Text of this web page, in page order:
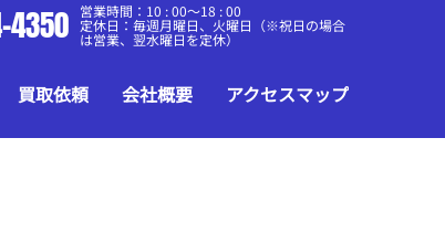
4350 営業時間：10 : 00～18 : 00
定休日：毎週月曜日、火曜日（※祝日の場合
は営業、翌水曜日を定休）
買取依頼 会社概要 アクセスマップ